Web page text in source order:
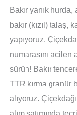
Bakır yanık hurda,
bakır (kızıl) talaş,
yapıyoruz.
numarasını acilen
sürün! Bakır
TTR kırma granür
alıyoruz.
alım satımında